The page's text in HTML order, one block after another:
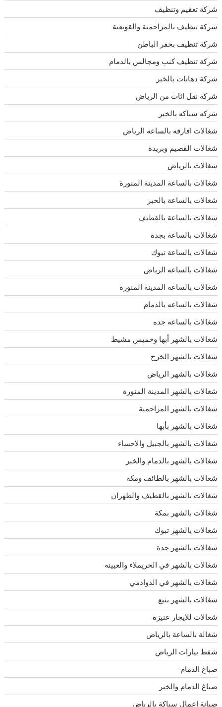
شركة تعقيم وتنظيف
شركة تنظيف بالمزاحمية والقويعية
شركة تنظيف بحفر الباطن
شركة تنظيف كنب ومجالس بالدمام
شركة دهانات بالخبر
شركة نقل اثاث من الرياض
شركه سباكه بالخبر
شغالات افارقه بالساعه الرياض
شغالات القصيم وبريدة
شغالات بالرياض
شغالات بالساعة المدينة المنورة
شغالات بالساعة بالخبر
شغالات بالساعة بالقطيف
شغالات بالساعة بجدة
شغالات بالساعة تبوك
شغالات بالساعه الرياض
شغالات بالساعه المدينة المنورة
شغالات بالساعه بالدمام
شغالات بالساعه جده
شغالات بالشهر أبها وخميس مشيط
شغالات بالشهر الخرج
شغالات بالشهر الرياض
شغالات بالشهر المدينة المنورة
شغالات بالشهر المزاحمية
شغالات بالشهر بأبها
شغالات بالشهر بالجبيل والاحساء
شغالات بالشهر بالدمام والخبر
شغالات بالشهر بالطائف ومكة
شغالات بالشهر بالقطيف والظهران
شغالات بالشهر بمكة
شغالات بالشهر تبوك
شغالات بالشهر جدة
شغالات بالشهر في الحريملاء والعيينه
شغالات بالشهر في الدوادمي
شغالات بالشهر ينبع
شغالات للايجار عنيزة
شغالة بالساعة بالرياض
شفط بيارات الرياض
صباغ الدمام
صباغ الدمام والخبر
صيانة اعمال سباكة بالرياض